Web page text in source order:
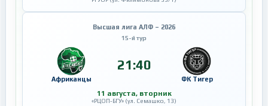
Высшая лига АЛФ – 2026
15-й тур
Африканцы
21:40
ФК Тигер
11 августа, вторник
«РЦОП-БГУ» (ул. Семашко, 13)